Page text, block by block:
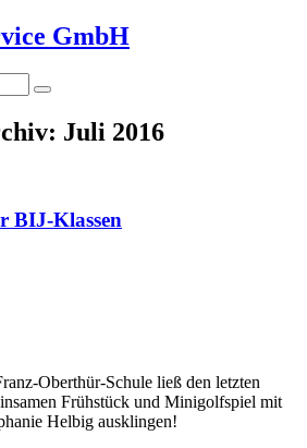
Juli 2016
BIJ-Klassen
Oberthür-Schule ließ den letzten
Frühstück und Minigolfspiel mit
Helbig ausklingen!